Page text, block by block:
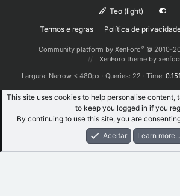
Teo (light)
Termos e regras
Política de
Community platform by XenForo® © 2010-
XenForo theme by
Largura
Queries 22 Time
This site uses cookies to help personalise content,
to keep you logged in if you
By continuing to use this site, you are
Aceitar
Learn more...